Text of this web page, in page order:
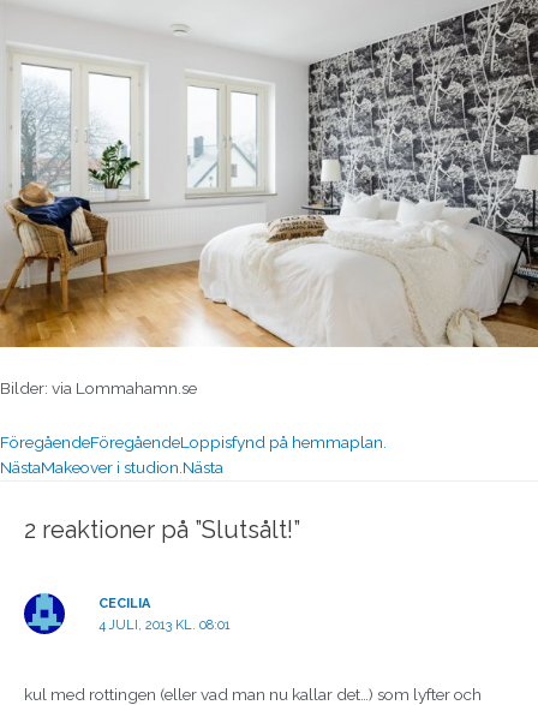
Bilder: via Lommahamn.se
FöregåendeFöregåendeLoppisfynd på hemmaplan.
NästaMakeover i studion.Nästa
2 reaktioner på ”Slutsålt!”
CECILIA
4 JULI, 2013 KL. 08:01
kul med rottingen (eller vad man nu kallar det…) som lyfter och